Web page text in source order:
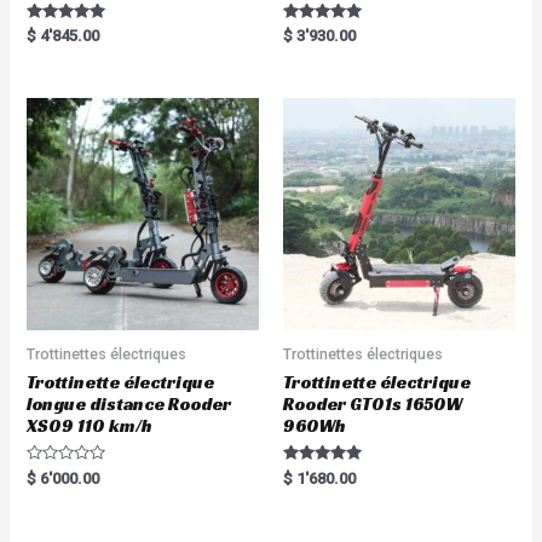
Rated
5.00
$ 4'845.00
Rated
5.00
$ 3'930.00
Trottinettes électriques
Trottinette électrique
longue distance Rooder
XS09 110 km/h
R
a
$ 6'000.00
Trottinettes électriques
Trottinette électrique
Rooder GT01s 1650W
960Wh
Rated
5.00
$ 1'680.00